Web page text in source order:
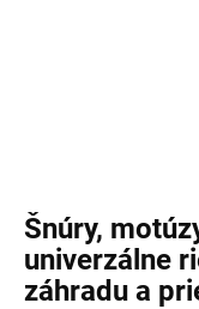
Šnúry,
univerzálne
záhradu a